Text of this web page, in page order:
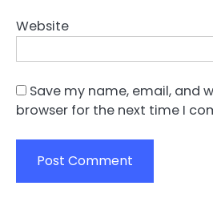
Website
Save my name, email, and
browser for the next time I